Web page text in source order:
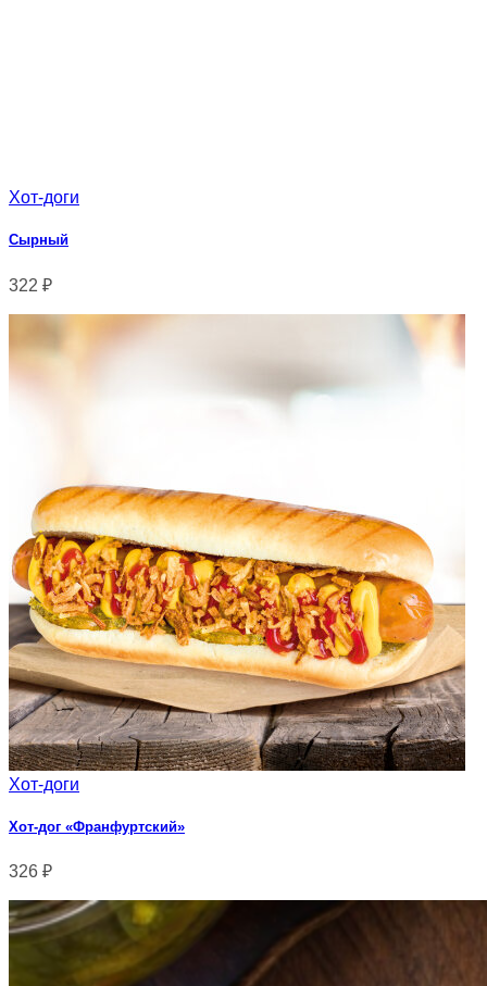
Хот-доги
Сырный
322 ₽
Хот-доги
Хот-дог «Франфуртский»
326 ₽